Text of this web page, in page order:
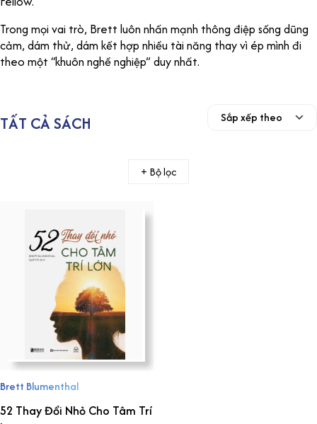
Trong mọi vai trò, Brett luôn nhấn mạnh thông điệp sống dũng
cảm, dám thử, dám kết hợp nhiều tài năng thay vì ép mình đi
theo một “khuôn nghề nghiệp” duy nhất.
TẤT CẢ SÁCH
+ Bộ lọc
Brett Blumenthal
52 Thay Đổi Nhỏ Cho Tâm Trí